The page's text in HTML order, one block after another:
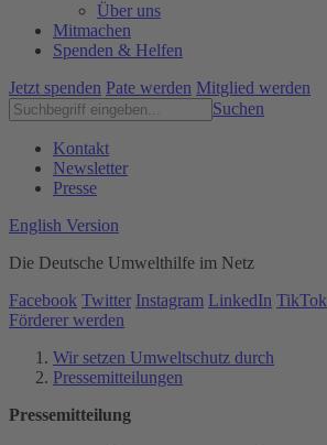
Über uns
Mitmachen
Spenden & Helfen
Jetzt spenden Pate werden Mitglied werden
Suchen
Kontakt
Newsletter
Presse
English Version
Die Deutsche Umwelthilfe im Netz
Facebook Twitter Instagram LinkedIn TikTok
Förderer werden
Wir setzen Umweltschutz durch
Pressemitteilungen
Pressemitteilung